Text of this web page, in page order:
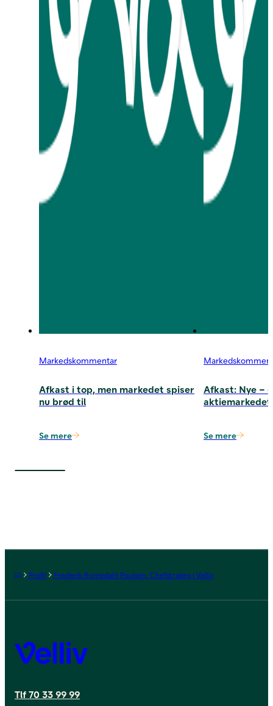
Afkast i top, men markedet spiser
nu brød til
Markedskommentar
Se mere
Afkast: Nye –
Se mere
Forside
Profil Frederik Romedahl Poulsen, Chefstrateg i Velliv
Velliv
Tlf 70 33 99 99